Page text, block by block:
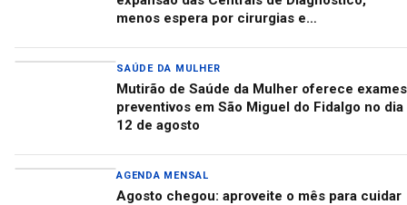
menos espera por cirurgias e
SAÚDE DA MULHER
Mutirão de Saúde da Mulher oferece exames
preventivos em São Miguel do Fidalgo no dia
12 de agosto
AGENDA MENSAL
Agosto chegou: aproveite o mês para cuidar